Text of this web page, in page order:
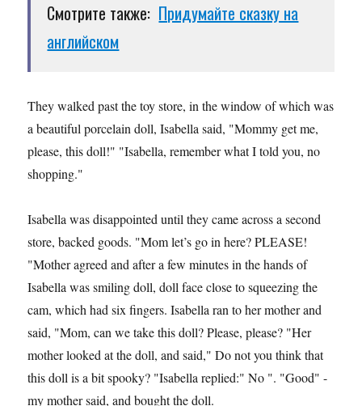
Смотрите также: Придумайте сказку на
английском
They walked past the toy store, in the window of which was
a beautiful porcelain doll, Isabella said, "Mommy get me,
please, this doll!" "Isabella, remember what I told you, no
shopping."
Isabella was disappointed until they came across a second
store, backed goods. "Mom let’s go in here? PLEASE!
"Mother agreed and after a few minutes in the hands of
Isabella was smiling doll, doll face close to squeezing the
cam, which had six fingers. Isabella ran to her mother and
said, "Mom, can we take this doll? Please, please? "Her
mother looked at the doll, and said," Do not you think that
this doll is a bit spooky? "Isabella replied:" No ". "Good" -
my mother said, and bought the doll.